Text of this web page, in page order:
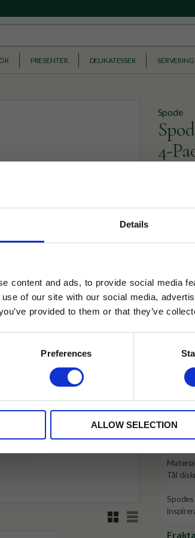
Details
content and ads, to provide social media
of our site with our social media,
provided to them or that they’ve
Preferences
ALLOW SELECTION
PRESENTER DELIKATESSER SERVERING
Spode
4-
Fyra
RutnätsvyListvy
✓ Fri
✓ Betala
✓ Gratis
Visa alla
Tål
Läs mer
Rabatten fungerar endast
med andra erbjudanden.